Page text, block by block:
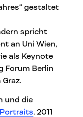
gestaltet
spricht
an Uni Wien,
als Keynote
Forum Berlin
und die
. 2011